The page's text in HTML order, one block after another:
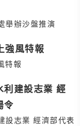
舉辦沙盤推演
強風特報
特報
利建設志業 經
令
設志業 經濟部代表